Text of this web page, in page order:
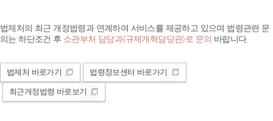
법제처의 최근 개정법령과 연계하여 서비스를 제공하고 있으며 법령관련 문
의는 하단조건 후 소관부처 담당과(규제개혁담당관)로 문의 바랍니다.
법제처 바로가기 법령정보센터 바로가기
최근개정법령 바로보기